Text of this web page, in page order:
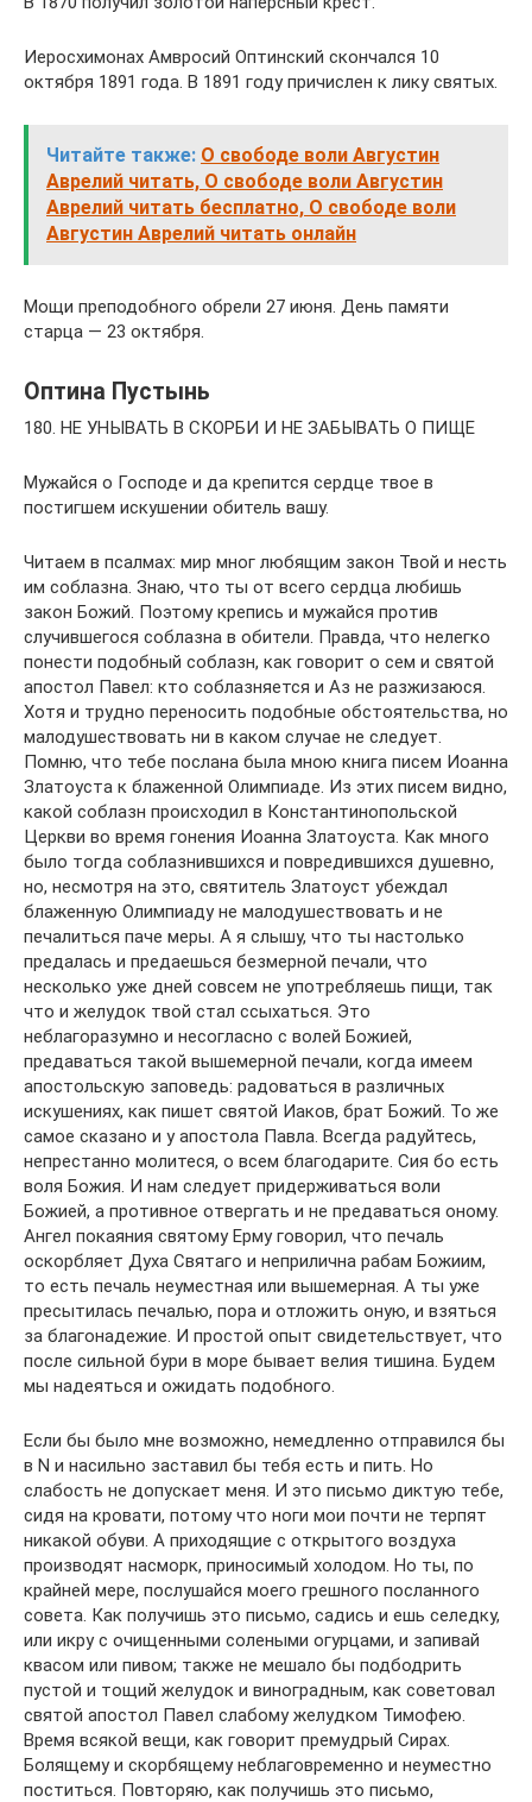
Иеросхимонах Амвросий Оптинский скончался 10
октября 1891 года. В 1891 году причислен к лику святых.
Читайте также: О свободе воли Августин
Аврелий читать, О свободе воли Августин
Аврелий читать бесплатно, О свободе воли
Августин Аврелий читать онлайн
Мощи преподобного обрели 27 июня. День памяти
старца — 23 октября.
Оптина Пустынь
180. НЕ УНЫВАТЬ В СКОРБИ И НЕ ЗАБЫВАТЬ О ПИЩЕ
Мужайся о Господе и да крепится сердце твое в
постигшем искушении обитель вашу.
Читаем в псалмах: мир мног любящим закон Твой и несть
им соблазна. Знаю, что ты от всего сердца любишь
закон Божий. Поэтому крепись и мужайся против
случившегося соблазна в обители. Правда, что нелегко
понести подобный соблазн, как говорит о сем и святой
апостол Павел: кто соблазняется и Аз не разжизаюся.
Хотя и трудно переносить подобные обстоятельства, но
малодушествовать ни в каком случае не следует.
Помню, что тебе послана была мною книга писем Иоанна
Златоуста к блаженной Олимпиаде. Из этих писем видно,
какой соблазн происходил в Константинопольской
Церкви во время гонения Иоанна Златоуста. Как много
было тогда соблазнившихся и повредившихся душевно,
но, несмотря на это, святитель Златоуст убеждал
блаженную Олимпиаду не малодушествовать и не
печалиться паче меры. А я слышу, что ты настолько
предалась и предаешься безмерной печали, что
несколько уже дней совсем не употребляешь пищи, так
что и желудок твой стал ссыхаться. Это
неблагоразумно и несогласно с волей Божией,
предаваться такой вышемерной печали, когда имеем
апостольскую заповедь: радоваться в различных
искушениях, как пишет святой Иаков, брат Божий. То же
самое сказано и у апостола Павла. Всегда радуйтесь,
непрестанно молитеся, о всем благодарите. Сия бо есть
воля Божия. И нам следует придерживаться воли
Божией, а противное отвергать и не предаваться оному.
Ангел покаяния святому Ерму говорил, что печаль
оскорбляет Духа Святаго и неприлична рабам Божиим,
то есть печаль неуместная или вышемерная. А ты уже
пресытилась печалью, пора и отложить оную, и взяться
за благонадежие. И простой опыт свидетельствует, что
после сильной бури в море бывает велия тишина. Будем
мы надеяться и ожидать подобного.
Если бы было мне возможно, немедленно отправился бы
в N и насильно заставил бы тебя есть и пить. Но
слабость не допускает меня. И это письмо диктую тебе,
сидя на кровати, потому что ноги мои почти не терпят
никакой обуви. А приходящие с открытого воздуха
производят насморк, приносимый холодом. Но ты, по
крайней мере, послушайся моего грешного посланного
совета. Как получишь это письмо, садись и ешь селедку,
или икру с очищенными солеными огурцами, и запивай
квасом или пивом; также не мешало бы подбодрить
пустой и тощий желудок и виноградным, как советовал
святой апостол Павел слабому желудком Тимофею.
Время всякой вещи, как говорит премудрый Сирах.
Болящему и скорбящему неблаговременно и неуместно
поститься. Повторяю, как получишь это письмо,